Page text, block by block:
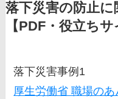
落下災害の防止
【PDF・役立ちサ
落下災害事例1
厚生労働省 職場の